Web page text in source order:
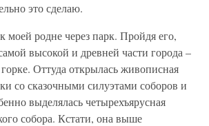
это сделаю.
родне через парк. Пройдя его,
высокой и древней части города –
Оттуда открылась живописная
со сказочными силуэтами соборов и
выделялась четырехъярусная
собора. Кстати, она выше